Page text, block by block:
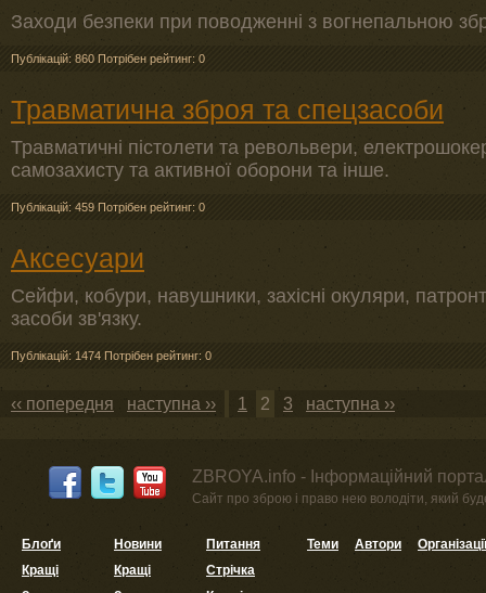
Заходи безпеки при поводженні з вогнепальною
Публікацій: 860 Потрібен рейтинг: 0
Травматична зброя та спецзасоби
Травматичні пістолети та револьвери,
самозахисту та активної оборони та інше.
Публікацій: 459 Потрібен рейтинг: 0
Аксесуари
Сейфи, кобури, навушники, захісні окуляри,
засоби зв'язку.
Публікацій: 1474 Потрібен рейтинг: 0
‹‹ попередня наступна ›› 1 2 3 наступна ››
ZBROYA.info - Інформаційний
Сайт про зброю і право нею володіти, який
Блоґи
Кращі
Новини
Кращі
Питання
Стрічка
Теми Автори